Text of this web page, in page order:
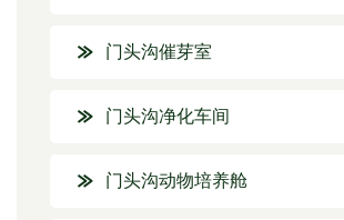
门头沟催芽室
门头沟净化车间
门头沟动物培养舱